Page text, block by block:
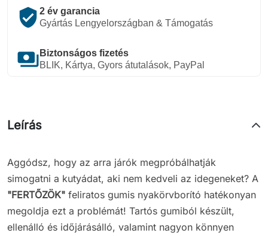
verified_user 2 év garancia
Gyártás Lengyelországban & Támogatás
payments Biztonságos fizetés
BLIK, Kártya, Gyors átutalások, PayPal
Leírás
Aggódsz, hogy az arra járók megpróbálhatják
simogatni a kutyádat, aki nem kedveli az idegeneket? A
"FERTŐZÖK" feliratos gumis nyakörvborító hatékonyan
megoldja ezt a problémát! Tartós gumiból készült,
ellenálló és időjárásálló, valamint nagyon könnyen